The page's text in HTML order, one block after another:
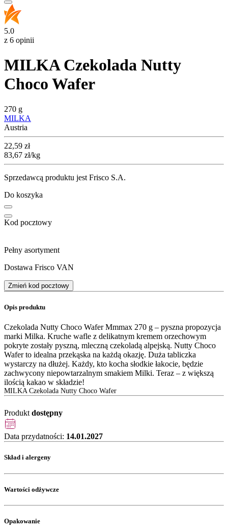
5.0
z 6 opinii
MILKA Czekolada Nutty
Choco Wafer
270 g
MILKA
Austria
Cena
22,59 zł
83,67 zł/kg
Sprzedawcą produktu jest Frisco S.A.
Do koszyka
Kod pocztowy
Pełny asortyment
Dostawa Frisco VAN
Zmień kod pocztowy
Opis produktu
Czekolada Nutty Choco Wafer Mmmax 270 g – pyszna propozycja
marki Milka. Kruche wafle z delikatnym kremem orzechowym
pokryte zostały pyszną, mleczną czekoladą alpejską. Nutty Choco
Wafer to idealna przekąska na każdą okazję. Duża tabliczka
wystarczy na dłużej. Każdy, kto kocha słodkie łakocie, będzie
zachwycony niepowtarzalnym smakiem Milki. Teraz – z większą
ilością kakao w składzie!
MILKA Czekolada Nutty Choco Wafer
Produkt dostępny
Data przydatności: 14.01.2027
Skład i alergeny
Wartości odżywcze
Opakowanie